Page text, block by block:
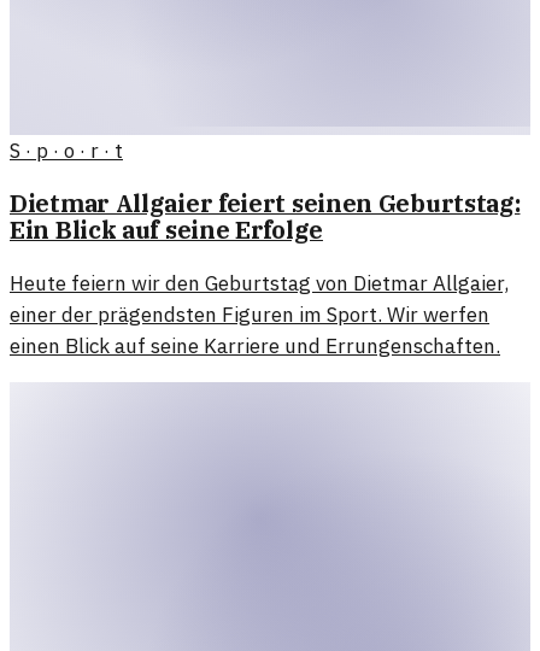
S · p · o · r · t
Dietmar Allgaier feiert seinen Geburtstag:
Ein Blick auf seine Erfolge
Heute feiern wir den Geburtstag von Dietmar Allgaier,
einer der prägendsten Figuren im Sport. Wir werfen
einen Blick auf seine Karriere und Errungenschaften.